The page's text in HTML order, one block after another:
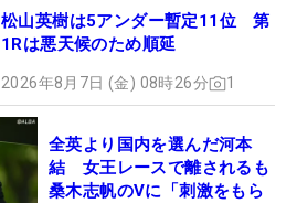
松山英樹は5アンダー暫定11位 第
1Rは悪天候のため順延
2026年8月7日 (金) 08時26分 1
全英より国内を選んだ河本
結 女王レースで離されるも
桑木志帆のVに「刺激をもら